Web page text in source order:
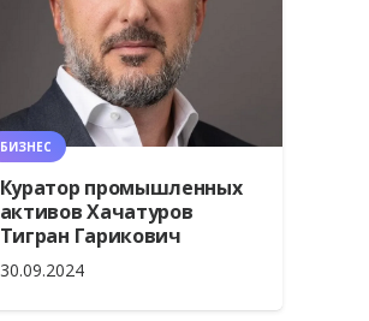
БИЗНЕС
Куратор промышленных
активов Хачатуров
Тигран Гарикович
30.09.2024